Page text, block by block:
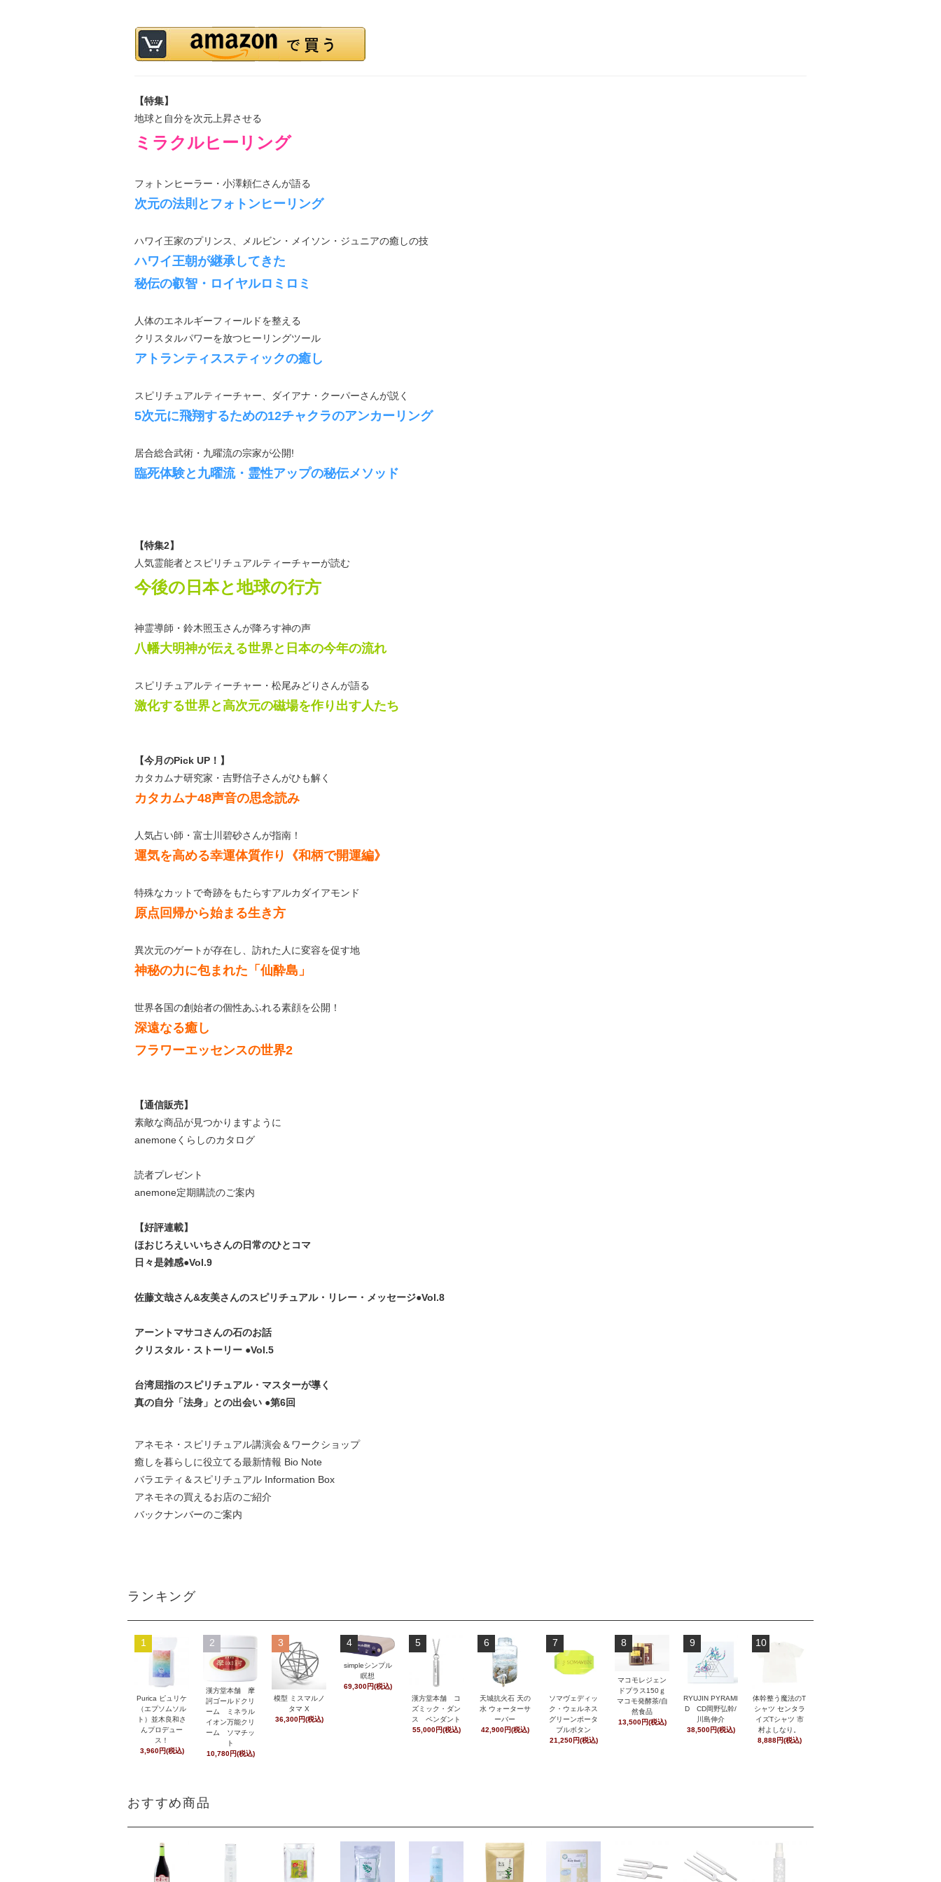
【特集】
地球と自分を次元上昇させる
ミラクルヒーリング
フォトンヒーラー・小澤頼仁さんが語る
次元の法則とフォトンヒーリング
ハワイ王家のプリンス、メルビン・メイソン・ジュニアの癒しの技
ハワイ王朝が継承してきた
秘伝の叡智・ロイヤルロミロミ
人体のエネルギーフィールドを整える
クリスタルパワーを放つヒーリングツール
アトランティススティックの癒し
スピリチュアルティーチャー、ダイアナ・クーパーさんが説く
5次元に飛翔するための12チャクラのアンカーリング
居合総合武術・九曜流の宗家が公開!
臨死体験と九曜流・霊性アップの秘伝メソッド
【特集2】
人気霊能者とスピリチュアルティーチャーが読む
今後の日本と地球の行方
神霊導師・鈴木照玉さんが降ろす神の声
八幡大明神が伝える世界と日本の今年の流れ
スピリチュアルティーチャー・松尾みどりさんが語る
激化する世界と高次元の磁場を作り出す人たち
【今月のPick UP！】
カタカムナ研究家・吉野信子さんがひも解く
カタカムナ48声音の思念読み
人気占い師・富士川碧砂さんが指南！
運気を高める幸運体質作り《和柄で開運編》
特殊なカットで奇跡をもたらすアルカダイアモンド
原点回帰から始まる生き方
異次元のゲートが存在し、訪れた人に変容を促す地
神秘の力に包まれた「仙酔島」
世界各国の創始者の個性あふれる素顔を公開！
深遠なる癒し
フラワーエッセンスの世界2
【通信販売】
素敵な商品が見つかりますように
anemoneくらしのカタログ
読者プレゼント
anemone定期購読のご案内
【好評連載】
ほおじろえいいちさんの日常のひとコマ
日々是雑感●Vol.9
佐藤文哉さん&友美さんのスピリチュアル・リレー・メッセージ●Vol.8
アーントマサコさんの石のお話
クリスタル・ストーリー ●Vol.5
台湾屈指のスピリチュアル・マスターが導く
真の自分「法身」との出会い ●第6回
アネモネ・スピリチュアル講演会＆ワークショップ
癒しを暮らしに役立てる最新情報 Bio Note
バラエティ＆スピリチュアル Information Box
アネモネの買えるお店のご紹介
バックナンバーのご案内
ランキング
1
Purica ピュリケ
（エプソムソル
ト）並木良和さ
んプロデュー
ス！
3,960円(税込)
2
漢方堂本舗 摩
訶ゴールドクリ
ーム ミネラル
イオン万能クリ
ーム ソマチッ
ト
10,780円(税込)
3
模型 ミスマルノ
タマ X
36,300円(税込)
4
simpleシンプル
瞑想
69,300円(税込)
5
漢方堂本舗 コ
ズミック・ダン
ス ペンダント
55,000円(税込)
6
天城抗火石 天の
水 ウォーターサ
ーバー
42,900円(税込)
7
ソマヴェディッ
ク・ウェルネス
グリーンポータ
ブルボタン
21,250円(税込)
8
マコモレジェン
ドプラス150ｇ
マコモ発酵茶/自
然食品
13,500円(税込)
9
RYUJIN PYRAMI
D CD岡野弘幹/
川島伸介
38,500円(税込)
10
体幹整う魔法のT
シャツ センタラ
イズTシャツ 市
村よしなり。
8,888円(税込)
おすすめ商品